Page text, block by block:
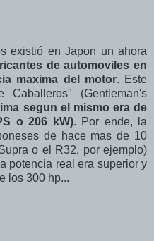
existió en Japon un ahora
de automoviles en
maxima del motor. Este
(Gentleman's
segun el mismo era de
o 206 kW). Por ende, la
de hace mas de 10
o el R32, por ejemplo)
potencia real era superior y
los 300 hp...